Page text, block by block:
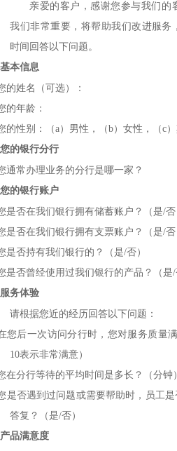
亲爱的客户，感谢您参与我们的
我们非常重要，将帮助我们改进服务
时间回答以下问题。
基本信息
的姓名（可选）：
的年龄：
的性别：（a）男性，（b）女性，（c
您的银行分行
通常办理业务的分行是哪一家？
您的银行账户
是否在我们银行拥有储蓄账户？（是/否
是否在我们银行拥有支票账户？（是/否
是否持有我们银行的？（是/否）
是否曾经使用过我们银行的产品？（是/
服务体验
请根据您近的经历回答以下问题：
您后一次访问分行时，您对服务质量
10表示非常满意）
在分行等待的平均时间是多长？（分钟）
是否遇到过问题或需要帮助时，员工
答复？（是/否）
产品满意度